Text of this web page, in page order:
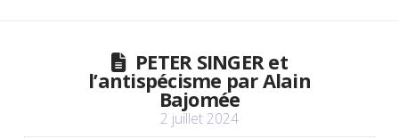
PETER SINGER et
l’antispécisme par Alain
Bajomée
2 juillet 2024